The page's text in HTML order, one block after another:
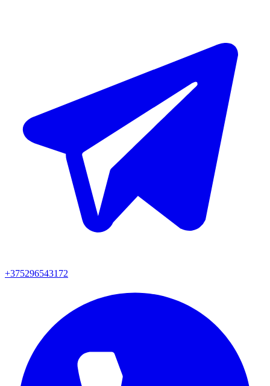
+375296543172